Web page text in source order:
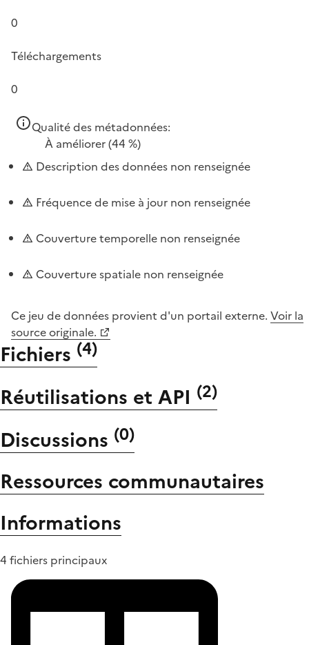
0
Téléchargements
0
Qualité des métadonnées:
À améliorer(44 %)
Description des données non renseignée
Fréquence de mise à jour non renseignée
Couverture temporelle non renseignée
Couverture spatiale non renseignée
Ce jeu de données provient d'un portail externe. Voir la
source originale.
Fichiers (4)
Réutilisations et API (2)
Discussions (0)
Ressources communautaires
Informations
4 fichiers principaux